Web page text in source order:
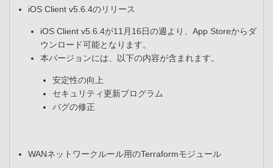
iOS Client v5.6.4のリリース​
iOS Client v5.6.4が11月16日の週より、App Storeからダ
ウンロード可能となります。​
本バージョンには、以下の内容が含まれます。​
安定性の向上​
セキュリティ更新プログラム​
バグの修正​
WANネットワークルール用のTerraformモジュール​